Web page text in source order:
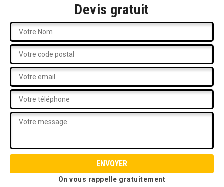
Devis gratuit
On vous rappelle gratuitement